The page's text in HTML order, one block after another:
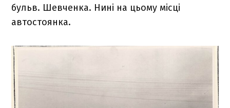
бульв. Шевченка. Нині на цьому місці
автостоянка.